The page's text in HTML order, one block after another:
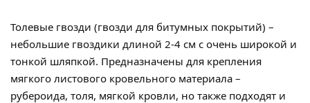
Толевые гвозди (гвозди для битумных покрытий) –
небольшие гвоздики длиной 2-4 см с очень широкой и
тонкой шляпкой. Предназначены для крепления
мягкого листового кровельного материала –
рубероида, толя, мягкой кровли, но также подходят и